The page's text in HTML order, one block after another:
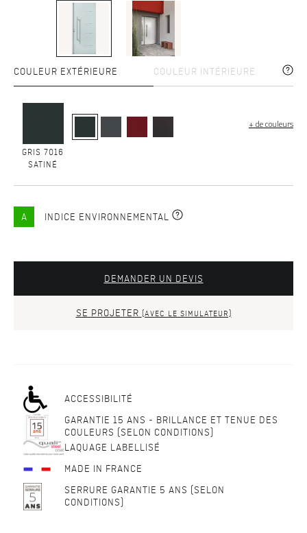
COULEUR EXTÉRIEURE COULEUR INTÉRIEURE
GRIS 7016
SATINÉ
+ de couleurs
A INDICE ENVIRONNEMENTAL
DEMANDER UN DEVIS
SE PROJETER (AVEC LE SIMULATEUR)
ACCESSIBILITÉ
GARANTIE 15 ANS - BRILLANCE ET TENUE DES
COULEURS (SELON CONDITIONS)
LAQUAGE LABELLISÉ
MADE IN FRANCE
SERRURE GARANTIE 5 ANS (SELON
CONDITIONS)